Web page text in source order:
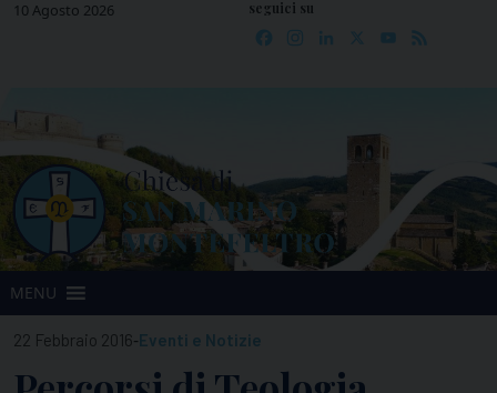
Skip10 Agosto 2026 seguici su
Facebook
Instagram
LinkedIn YouTube
MENU
22 Febbraio 2016-Eventi e Notizie